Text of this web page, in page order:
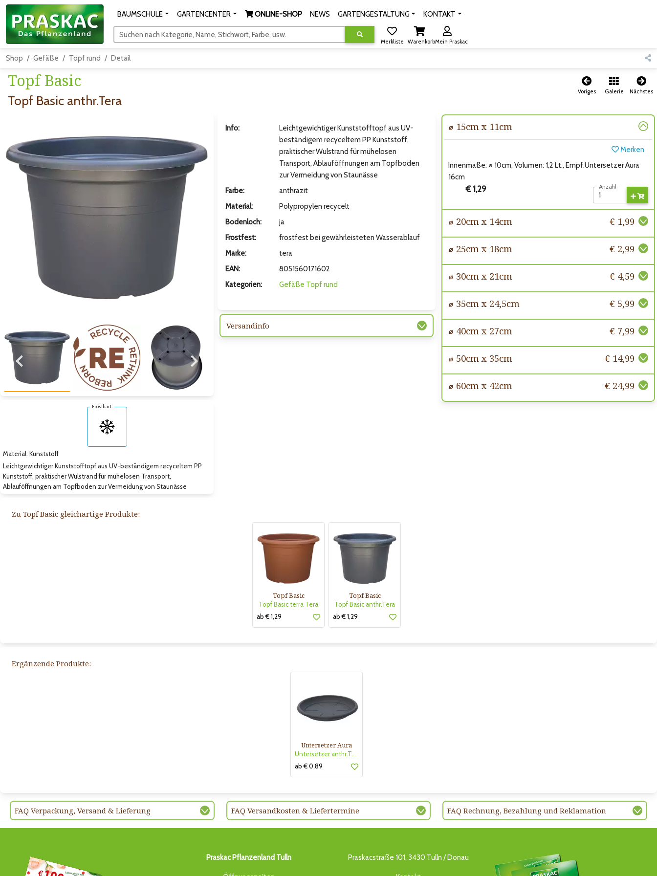
BAUMSCHULE GARTENCENTER ONLINE-SHOP NEWS GARTENGESTALTUNG KONTAKT
Suchen nach Kategorie, Name, Stichwort, Farbe, usw.
Merkliste WarenkorbMein Praskac
Shop Gefäße Topf rund Detail
Topf Basic
Topf Basic anthr.Tera
Voriges Galerie Nächstes
Zum vorigen Bild Zum nächsten Bild
Zum vorigen Bild Zum nächsten Bild
Frosthart
Material: Kunststoff
Leichtgewichtiger Kunststofftopf aus UV-beständigem recyceltem PP
Kunststoff, praktischer Wulstrand für mühelosen Transport,
Ablauföffnungen am Topfboden zur Vermeidung von Staunässe
⌀ 15cm x 11cm
Merken
Innenmaße: ⌀ 10cm, Volumen: 1,2 Lt., Empf.Untersetzer Aura
16cm
€ 1,29 Anzahl
⌀ 20cm x 14cm € 1,99
⌀ 25cm x 18cm € 2,99
⌀ 30cm x 21cm € 4,59
⌀ 35cm x 24,5cm € 5,99
⌀ 40cm x 27cm € 7,99
⌀ 50cm x 35cm € 14,99
⌀ 60cm x 42cm € 24,99
Info:
Leichtgewichtiger Kunststofftopf aus UV-
beständigem recyceltem PP Kunststoff,
praktischer Wulstrand für mühelosen
Transport, Ablauföffnungen am Topfboden
zur Vermeidung von Staunässe
Farbe:
anthrazit
Material:
Polypropylen recycelt
Bodenloch:
ja
Frostfest:
frostfest bei gewährleisteten Wasserablauf
Marke:
tera
EAN:
8051560171602
Kategorien:
Gefäße Topf rund
Versandinfo
Zu Topf Basic gleichartige Produkte:
Topf Basic
Topf Basic terra Tera
ab € 1,29
Topf Basic
Topf Basic anthr.Tera
ab € 1,29
Ergänzende Produkte:
Untersetzer Aura
Untersetzer anthr.Tera
ab € 0,89
FAQ Verpackung, Versand & Lieferung FAQ Versandkosten & Liefertermine FAQ Rechnung, Bezahlung und Reklamation
Praskac Pflanzenland Tulln Praskacstraße 101, 3430 Tulln / Donau